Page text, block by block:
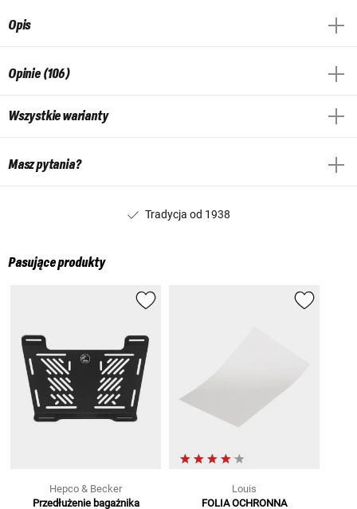
Opis
Opinie (106)
Wszystkie warianty
Masz pytania?
Tradycja od 1938
Pasujące produkty
Hepco & Becker
Przedłużenie bagażnika
Louis
FOLIA OCHRONNA